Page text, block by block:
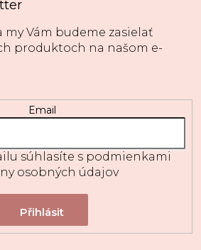
my Vám budeme zasielať
produktoch na našom e-
Email
súhlasíte s podmienkami
osobných údajov